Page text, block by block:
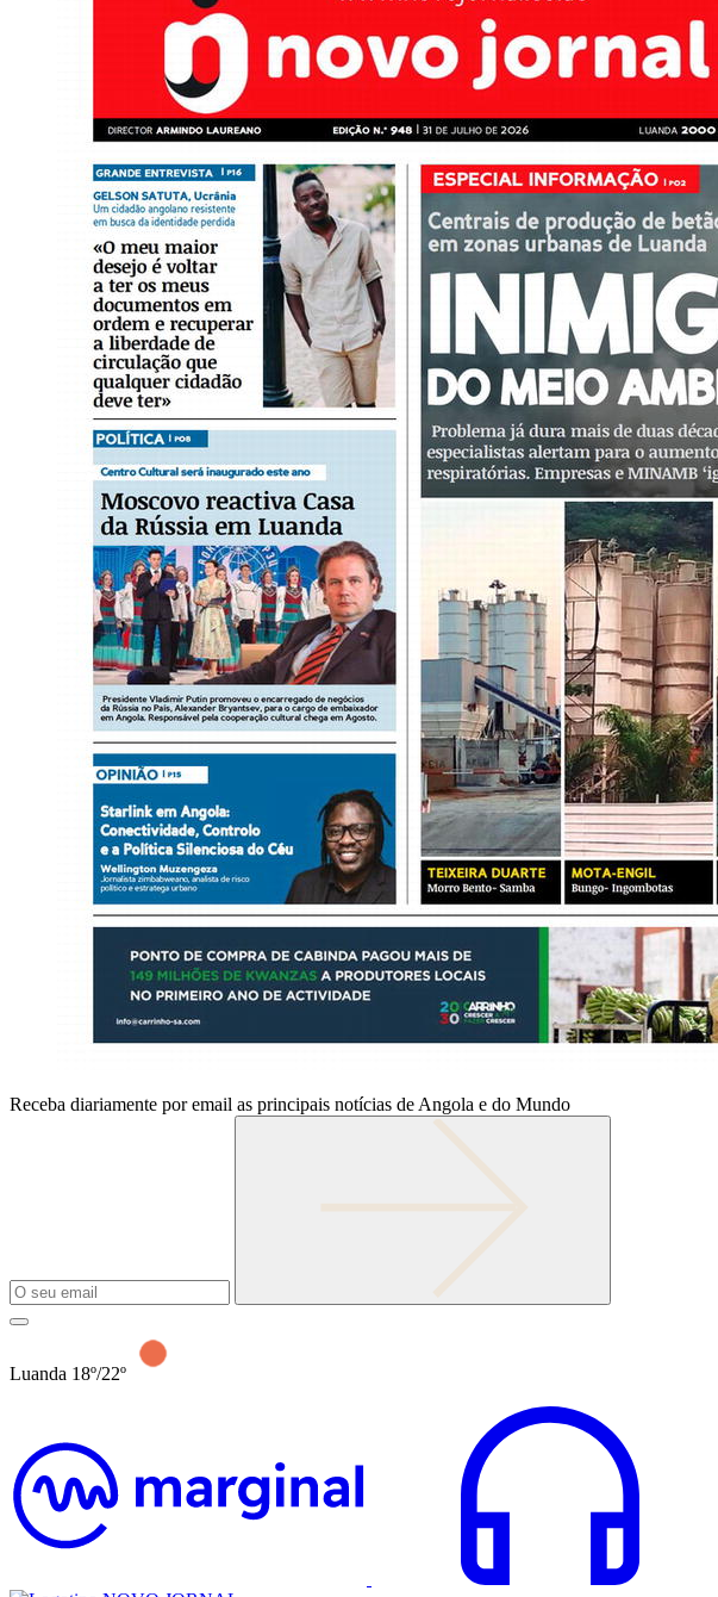
Receba diariamente por email as principais notícias de Angola e do Mundo
Luanda 18º/22º